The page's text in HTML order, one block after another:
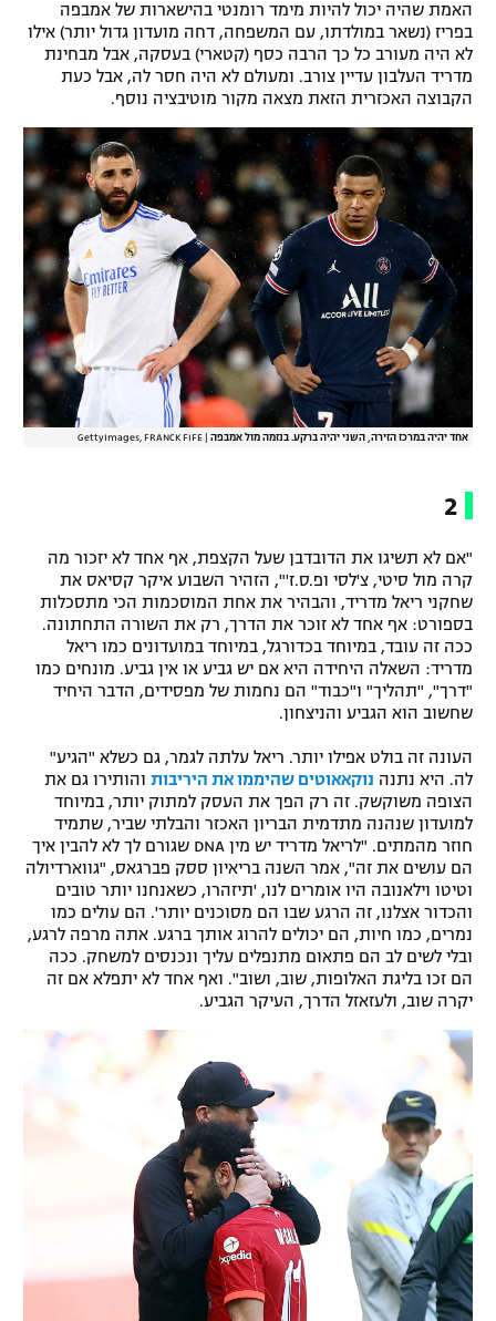
תגיות
המגזין
האמת שהיה יכול להיות מימד רומנטי בהישארות של אמבפה
בפריז (נשאר במולדתו, עם המשפחה, דחה מועדון גדול יותר) אילו
לא היה מעורב כל כך הרבה כסף (קטארי) בעסקה, אבל מבחינת
מדריד העלבון עדיין צורב. ומעולם לא היה חסר לה, אבל כעת
הקבוצה האכזרית הזאת מצאה מקור מוטיבציה נוסף.
אחד יהיה במרכז הזירה, השני יהיה ברקע. בנזמה מול אמבפה GettyImages, FRANCK FIFE
2
"אם לא תשיגו את הדובדבן שעל הקצפת, אף אחד לא יזכור מה
קרה מול סיטי, צ'לסי ופ.ס.ז'", הזהיר השבוע איקר קסיאס את
שחקני ריאל מדריד, והבהיר את אחת המוסכמות הכי מתסכלות
בספורט: אף אחד לא זוכר את הדרך, רק את השורה התחתונה.
ככה זה עובד, במיוחד בכדורגל, במיוחד במועדונים כמו ריאל
מדריד: השאלה היחידה היא אם יש גביע או אין גביע. מונחים כמו
"דרך", "תהליך" ו"כבוד" הם נחמות של מפסידים, הדבר היחיד
שחשוב הוא הגביע והניצחון.
העונה זה בולט אפילו יותר. ריאל עלתה לגמר, גם כשלא "הגיע"
לה. היא נתנה נוקאאוטים שהיממו את היריבות והותירו גם את
הצופה משוקשק. זה רק הפך את העסק למתוק יותר, במיוחד
למועדון שנהנה מתדמית הבריון האכזר והבלתי שביר, שתמיד
חוזר מהמתים. "לריאל מדריד יש מין DNA שגורם לך לא להבין איך
הם עושים את זה", אמר השנה בריאיון ססק פברגאס, "גווארדיולה
וטיטו וילאנובה היו אומרים לנו, 'תיזהרו, כשאנחנו יותר טובים
והכדור אצלנו, זה הרגע שבו הם מסוכנים יותר'. הם עולים כמו
נמרים, כמו חיות, הם יכולים להרוג אותך ברגע. אתה מרפה לרגע,
ובלי לשים לב הם פתאום מתנפלים עליך ונכנסים למשחק. ככה
הם זכו בליגת האלופות, שוב, ושוב". ואף אחד לא יתפלא אם זה
יקרה שוב, ולעזאזל הדרך, העיקר הגביע.